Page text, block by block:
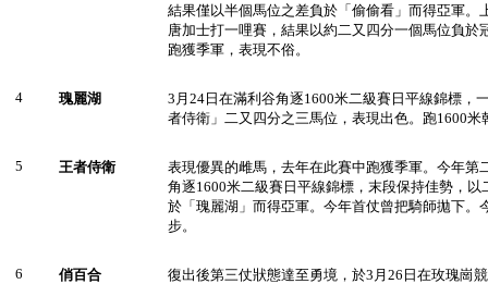
結果僅以半個馬位之差負於「偷偷看」而得亞軍。
唐加士打一哩賽，結果以約二又四分一個馬位負於
跑獲季軍，表現不俗。
4 瑰麗湖
3月24日在滿利谷角逐1600米二級賽日平線錦標，
者侍衛」二又四分之三馬位，表現出色。跑1600米
5 王者侍衛
表現優異的雌馬，去年在此賽中跑獲季軍。今年第
角逐1600米二級賽日平線錦標，末段保持佳勢，以
於「瑰麗湖」而得亞軍。今年首仗曾把騎師拋下。
步。
6 俏百合
復出後第三仗狀態達至勇境，於3月26日在玫瑰崗